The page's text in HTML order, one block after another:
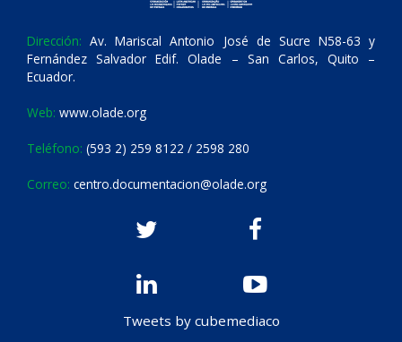
Dirección: Av. Mariscal Antonio José de Sucre N58-63 y
Fernández Salvador Edif. Olade – San Carlos, Quito –
Ecuador.
Web: www.olade.org
Teléfono: (593 2) 259 8122 / 2598 280
Correo: centro.documentacion@olade.org
Tweets by cubemediaco